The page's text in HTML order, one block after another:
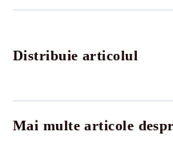
Distribuie articolul
Mai multe articole